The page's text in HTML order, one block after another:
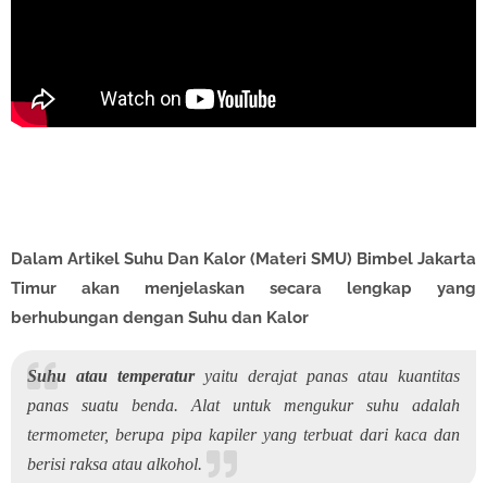
Dalam Artikel Suhu Dan Kalor (Materi SMU) Bimbel Jakarta
Timur akan menjelaskan secara lengkap yang
berhubungan dengan Suhu dan Kalor
Suhu atau temperatur yaitu derajat panas atau kuantitas
panas suatu benda. Alat untuk mengukur suhu adalah
termometer, berupa pipa kapiler yang terbuat dari kaca dan
berisi raksa atau alkohol.